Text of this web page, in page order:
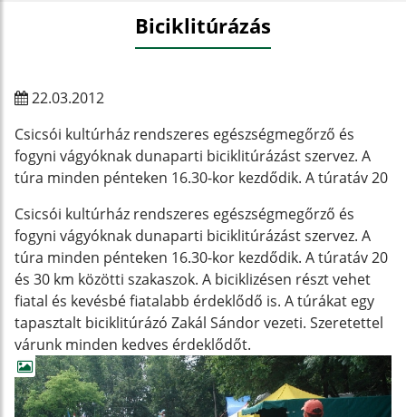
Biciklitúrázás
22.03.2012
Csicsói kultúrház rendszeres egészségmegőrző és
fogyni vágyóknak dunaparti biciklitúrázást szervez. A
túra minden pénteken 16.30-kor kezdődik. A túratáv 20
Csicsói kultúrház rendszeres egészségmegőrző és
fogyni vágyóknak dunaparti biciklitúrázást szervez. A
túra minden pénteken 16.30-kor kezdődik. A túratáv 20
és 30 km közötti szakaszok. A biciklizésen részt vehet
fiatal és kevésbé fiatalabb érdeklődő is. A túrákat egy
tapasztalt biciklitúrázó Zakál Sándor vezeti. Szeretettel
várunk minden kedves érdeklődőt.